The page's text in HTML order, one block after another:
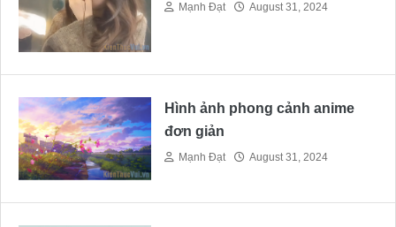
Mạnh Đạt August 31, 2024
Hình ảnh phong cảnh anime
đơn giản
Mạnh Đạt August 31, 2024